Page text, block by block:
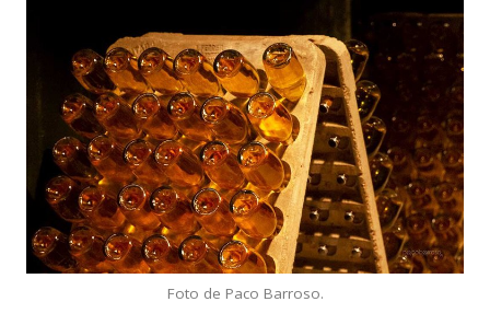
Foto de Paco Barroso.